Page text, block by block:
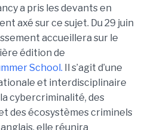
a pris les devants en
axé sur ce sujet. Du 29 juin
accueillera sur le
édition de
School. Il s’agit d’une
et interdisciplinaire
cybercriminalité, des
des écosystèmes criminels
elle réunira